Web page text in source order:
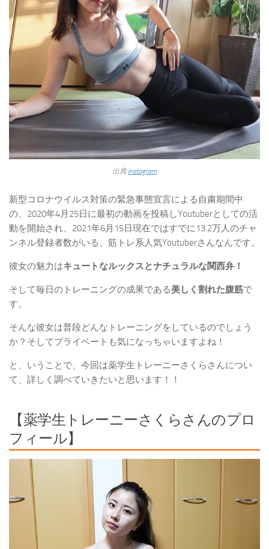
出典:instagram
新型コロナウイルス対策の緊急事態宣言による自粛期間中
の、2020年4月25日に最初の動画を投稿しYoutuberとしての活
動を開始され、2021年6月15日現在ではすでに13.2万人のチャ
ンネル登録者数がいる、筋トレ系人気Youtuberさんなんです。
彼女の魅力はキュートなルックスとナチュラルな関西弁 ！
そして毎日のトレーニングの成果である美しく割れた腹筋で
す。
そんな彼女は普段どんなトレーニングをしているのでしょう
か？そしてプライベートも気になっちゃいますよね！
と、いうことで、今回は薬学生トレーニーさくら さんについ
て、詳しく調べていきたいと思います！！
【薬学生トレーニーさくらさんのプロ
フィール】